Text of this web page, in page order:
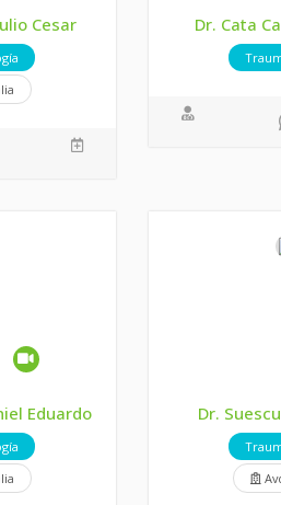
Cesar Dr. Cata
Eduardo Dr.